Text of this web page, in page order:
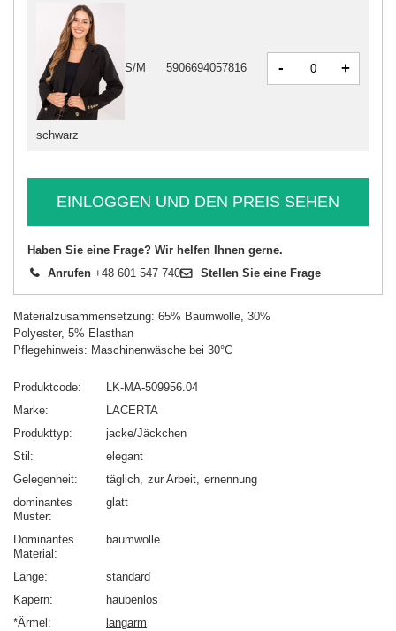
schwarz
S/M 5906694057816 - +
EINLOGGEN UND DEN PREIS SEHEN
Haben Sie eine Frage? Wir helfen Ihnen gerne.
Anrufen +48 601 547 740 Stellen Sie eine Frage
Materialzusammensetzung: 65% Baumwolle, 30%
Polyester, 5% Elasthan
Pflegehinweis: Maschinenwäsche bei 30°C
Produktcode
LK-MA-509956.04
Marke
LACERTA
Produkttyp
jacke/Jäckchen
Stil
elegant
Gelegenheit
täglich zur Arbeit ernennung
dominantes
Muster
glatt
Dominantes
Material
baumwolle
Länge
standard
Kapern
haubenlos
*Ärmel
langarm